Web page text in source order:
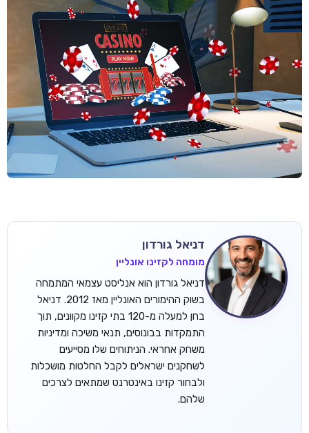
דניאל גורדון
מומחה לקזינו אונליין
דניאל גורדון הוא אנליסט עצמאי המתמחה
בשוק ההימורים האונליין מאז 2012. דניאל
בחן למעלה מ-120 בתי קזינו מקוונים, תוך
התמקדות בבונוסים, תנאי משיכה ומדיניות
משחק אחראי. הניתוחים שלו מסייעים
לשחקנים ישראלים לקבל החלטות מושכלות
ולבחור קזינו באינטרנט שמתאים לצרכים
שלהם.